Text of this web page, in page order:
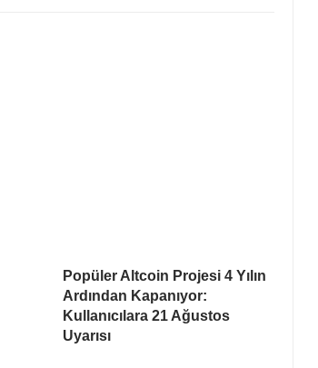
Popüler Altcoin Projesi 4 Yılın
Ardından Kapanıyor:
Kullanıcılara 21 Ağustos
Uyarısı